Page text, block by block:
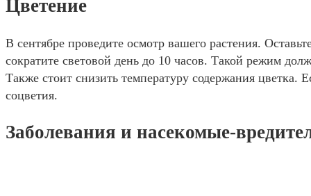
Цветение
В сентябре проведите осмотр вашего растения.
сократите световой день до 10 часов. Такой режим
Также стоит снизить температуру содержания цветка.
соцветия.
Заболевания и насекомые-